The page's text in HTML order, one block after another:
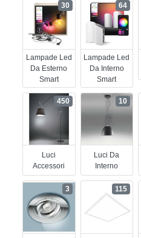
Lampade Led
Da Esterno
Smart
30
Lampade Led
Da Interno
Smart
64
Luci
Accessori
450
Luci Da
Interno
10
3 115